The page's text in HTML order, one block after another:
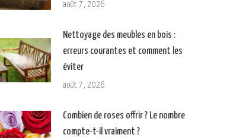
août 7, 2026
Nettoyage des meubles en bois :
erreurs courantes et comment les
éviter
août 7, 2026
Combien de roses offrir ? Le nombre
compte-t-il vraiment ?